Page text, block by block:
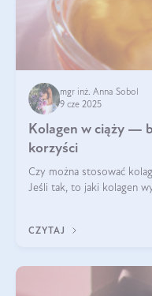
mgr inż. Anna Sobol
9 cze 2025
Kolagen w ciąży —
korzyści
Czy można stosować
Jeśli tak, to jaki kolagen
CZYTAJ